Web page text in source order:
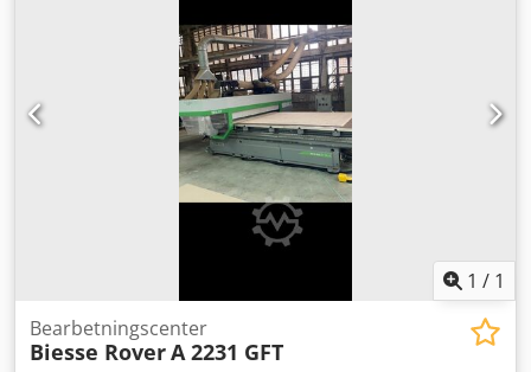
huvudelektrospindel med 13,2 kW effekt, programmerbar
rotationshastighet upp till 24 000 varv/min och ett
revolververktygslager med 8 positioner. Perfekt för
detaljerat träbearbetning, inkluderar 21,5" LCD-skärm och
Industry 4.0-integration. Ta chansen att köpa detta BIESSE
Rover PLAST A FT 1536 CNC Träbearbetningscenter.
Kontakta oss för mer information. Dksdpfx Agex Nr Npsvsr
Applikationstyper CNC Träbearbetning
1 / 1
Bearbetningscenter
Biesse RoverA 2231 GFT